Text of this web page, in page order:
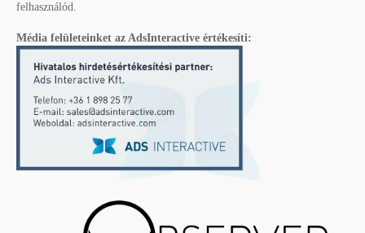
felhasználód.
Média felületeinket az AdsInteractive értékesíti: